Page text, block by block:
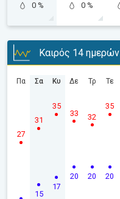
0 %
0 %
Καιρός 14 ημερών
Πα
27
Σα
15
31
Κυ
17
35
Δε
20
33
Τρ
20
32
Τε
20
35